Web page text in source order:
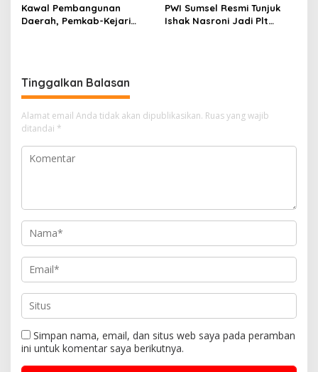
Kawal Pembangunan
Daerah, Pemkab-Kejari
PWI Sumsel Resmi Tunjuk
Ishak Nasroni Jadi Plt
Tinggalkan Balasan
Alamat email Anda tidak akan dipublikasikan. Ruas yang wajib
ditandai *
Simpan nama, email, dan situs web saya pada peramban
ini untuk komentar saya berikutnya.